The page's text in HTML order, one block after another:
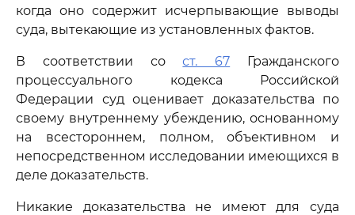
когда оно содержит исчерпывающие выводы
суда, вытекающие из установленных фактов.
В соответствии сост. 67 Гражданского
процессуального кодекса Российской
Федерации суд оценивает доказательства по
своему внутреннему убеждению, основанному
на всестороннем, полном, объективном и
непосредственном исследовании имеющихся в
деле доказательств.
Никакие доказательства не имеют для суда